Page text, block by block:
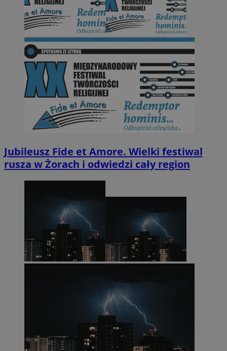
Jubileusz Fide et Amore. Wielki festiwal
rusza w Żorach i odwiedzi cały region